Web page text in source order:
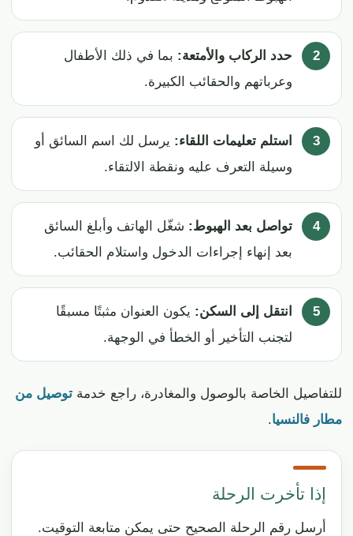
حدد الركاب والأمتعة: بما في ذلك الأطفال
وعرباتهم والحقائب الكبيرة.
استلم تعليمات اللقاء: يرسل لك اسم السائق أو
وسيلة التعرف عليه ونقطة الالتقاء.
تواصل بعد الهبوط: شغّل الهاتف وأبلغ السائق
بعد إنهاء إجراءات الدخول واستلام الحقائب.
انتقل إلى السكن: يكون العنوان مثبتًا مسبقًا
لتجنب التأخير أو الخطأ في الوجهة.
للتفاصيل الخاصة بالوصول والمغادرة، راجع خدمة توصيل من
مطار فالنسيا.
إذا تأخرت الرحلة
أرسل رقم الرحلة الصحيح حتى يمكن متابعة التوقيت.